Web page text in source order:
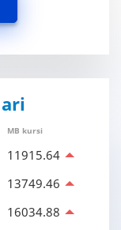
MB kursi
11915.64
13749.46
16034.88